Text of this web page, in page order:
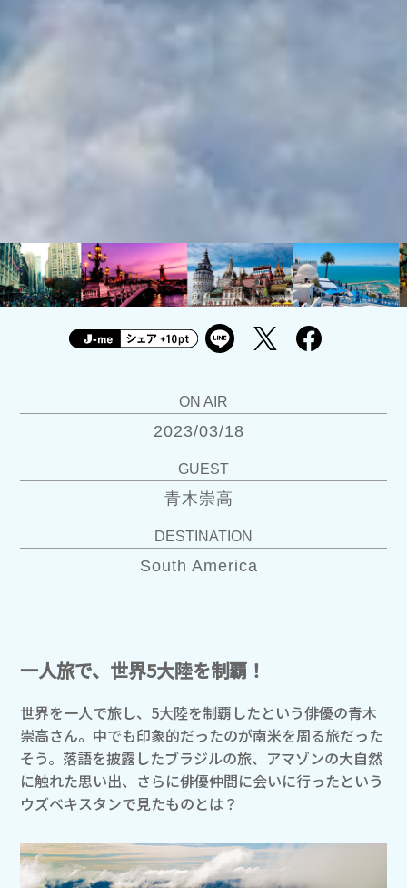
ON AIR
2023/03/18
GUEST
青木崇高
DESTINATION
South America
一人旅で、世界5大陸を制覇！
世界を一人で旅し、5大陸を制覇したという俳優の青木
崇高さん。中でも印象的だったのが南米を周る旅だった
そう。落語を披露したブラジルの旅、アマゾンの大自然
に触れた思い出、さらに俳優仲間に会いに行ったという
ウズベキスタンで見たものとは？